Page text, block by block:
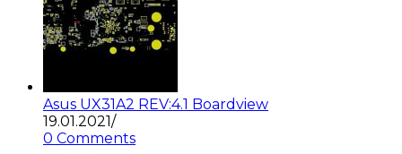
Asus UX31A2 REV:4.1 Boardview
19.01.2021/
0 Comments